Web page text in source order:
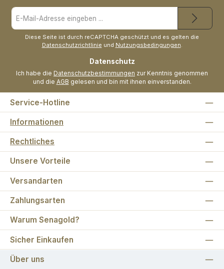
E-
Mail-
Adresse
Diese Seite ist durch reCAPTCHA geschützt und es gelten die
Datenschutzrichtlinie und Nutzungsbedingungen.
Datenschutz
Ich habe die Datenschutzbestimmungen zur Kenntnis genommen
und die AGB gelesen und bin mit ihnen einverstanden.
Service-Hotline
Informationen
Rechtliches
Unsere Vorteile
Versandarten
Zahlungsarten
Warum Senagold?
Sicher Einkaufen
Über uns